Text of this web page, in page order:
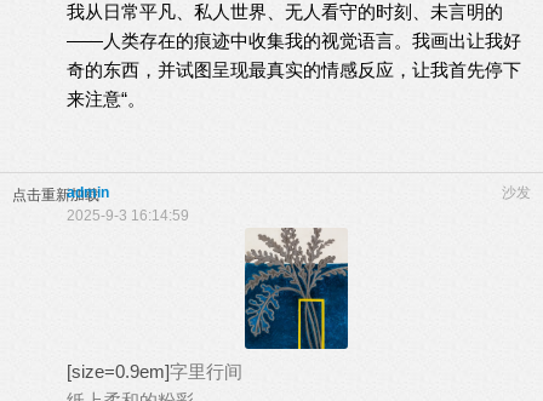
我从日常平凡、私人世界、无人看守的时刻、未言明的
——人类存在的痕迹中收集我的视觉语言。我画出让我好
奇的东西，并试图呈现最真实的情感反应，让我首先停下
来注意“。
点击重新加载 沙发
admin
2025-9-3 16:14:59
[size=0.9em]字里行间